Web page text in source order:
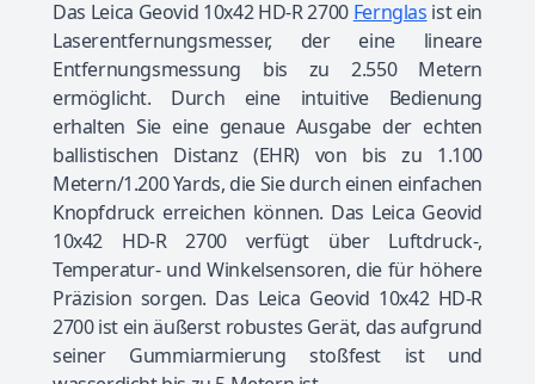
Das Leica Geovid 10x42 HD-R 2700 Fernglas ist ein
Laserentfernungsmesser, der eine lineare
Entfernungsmessung bis zu 2.550 Metern
ermöglicht. Durch eine intuitive Bedienung
erhalten Sie eine genaue Ausgabe der echten
ballistischen Distanz (EHR) von bis zu 1.100
Metern/1.200 Yards, die Sie durch einen einfachen
Knopfdruck erreichen können. Das Leica Geovid
10x42 HD-R 2700 verfügt über Luftdruck-,
Temperatur- und Winkelsensoren, die für höhere
Präzision sorgen. Das Leica Geovid 10x42 HD-R
2700 ist ein äußerst robustes Gerät, das aufgrund
seiner Gummiarmierung stoßfest ist und